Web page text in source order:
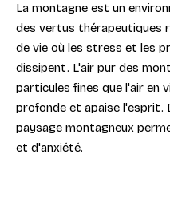
La montagne est un
des vertus thérapeutiques
de vie où les stress et les
dissipent. L'air pur des
particules fines que l'air en
profonde et apaise l'esprit.
paysage montagneux
et d'anxiété.